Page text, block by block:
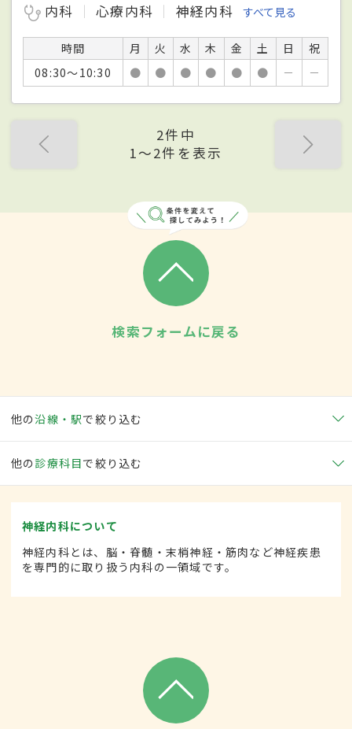
内科
心療内科 神経内科 すべて見る
時間 月 火 水 木 金 土 日
祝
08:30～10:30
● ● ● ● ● ● － －
2件中
1〜2件を表示
検索フォームに戻る
他の沿線・駅で絞り込む
他の 診療科目で絞り込む
神経内科について
神経内科とは、脳・脊髄・末梢神経・筋肉など神経疾患
を専門的に取り扱う内科の一領域です。